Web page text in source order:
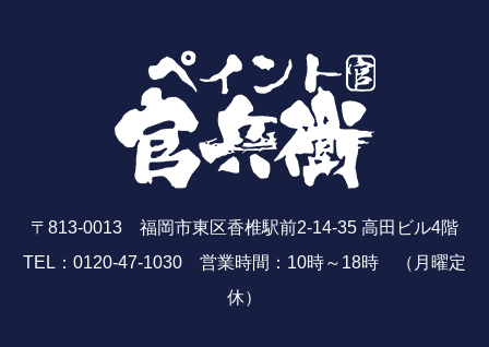
〒813-0013 福岡市東区香椎駅前2-14-35 高田ビル4階
TEL：0120-47-1030 営業時間：10時～18時 （月曜定
休）